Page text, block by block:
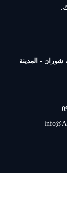
- المدينة